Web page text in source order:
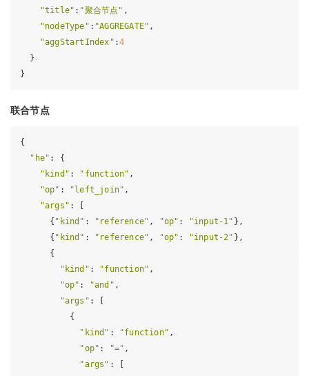
"title" : "聚合节点" ,
"nodeType" : "AGGREGATE" ,
"aggStartIndex" :4
  }
联合节点
{
"he" : {
"kind" : "function" ,
"op" : "left_join" ,
"args" : [
      {
"kind" : "reference" , "op" : "input-1" },
      {
"kind" : "reference" , "op" : "input-2" },
      {
"kind" : "function" ,
"op" : "and" ,
"args" : [
          {
"kind" : "function" ,
"op" : "=" ,
"args" : [